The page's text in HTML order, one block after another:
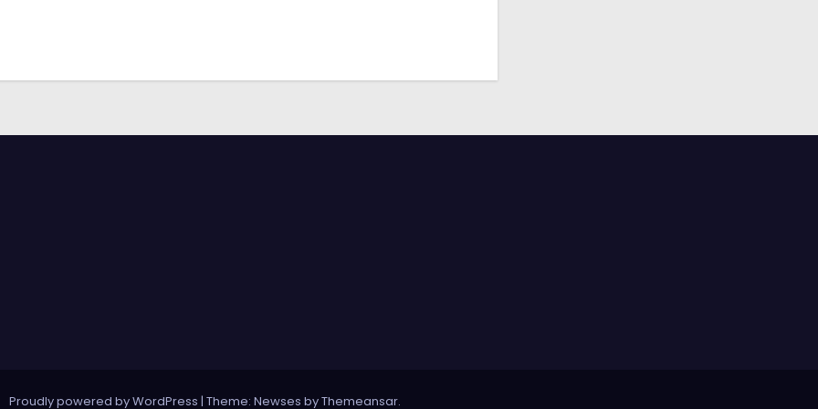
Proudly powered by WordPress | Theme: Newses byThemeansar.